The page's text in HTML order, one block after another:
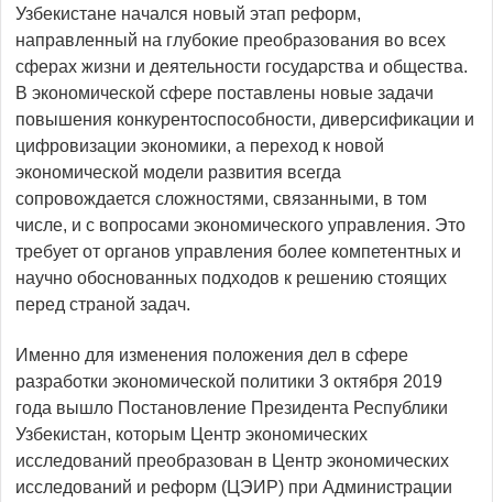
Узбекистане начался новый этап реформ,
направленный на глубокие преобразования во всех
сферах жизни и деятельности государства и общества.
В экономической сфере поставлены новые задачи
повышения конкурентоспособности, диверсификации и
цифровизации экономики, а переход к новой
экономической модели развития всегда
сопровождается сложностями, связанными, в том
числе, и с вопросами экономического управления. Это
требует от органов управления более компетентных и
научно обоснованных подходов к решению стоящих
перед страной задач.
Именно для изменения положения дел в сфере
разработки экономической политики 3 октября 2019
года вышло Постановление Президента Республики
Узбекистан, которым Центр экономических
исследований преобразован в Центр экономических
исследований и реформ (ЦЭИР) при Администрации